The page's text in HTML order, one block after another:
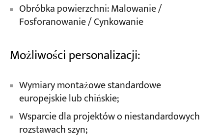
Obróbka powierzchni: Malowanie /
Fosforanowanie / Cynkowanie
Możliwości personalizacji:
Wymiary montażowe standardowe
europejskie lub chińskie;
Wsparcie dla projektów o niestandardowych
rozstawach szyn;